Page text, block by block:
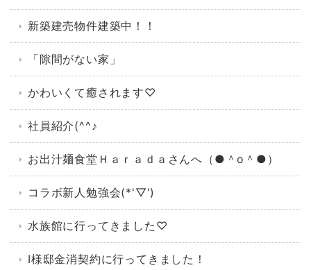
新築建売物件建築中！！
「隙間がない家」
かわいくて癒されます♡
社員紹介(^^♪
お出汁麺食堂Ｈａｒａｄａさんへ（●＾o＾●）
コラボ新人勉強会(*'▽')
水族館に行ってきました♡
I様邸金消契約に行ってきました！